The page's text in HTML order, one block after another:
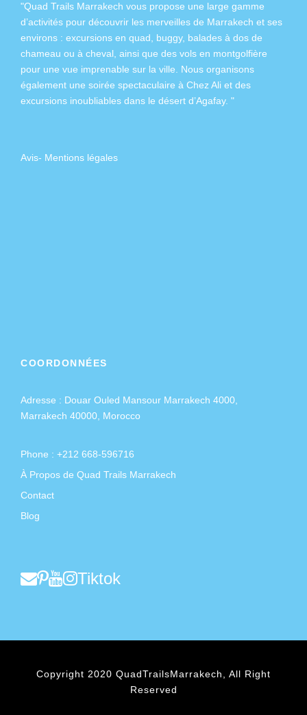
"Quad Trails Marrakech vous propose une large gamme
d’activités pour découvrir les merveilles de Marrakech et ses
environs : excursions en quad buggy, balades à dos de
chameau ou à cheval , ainsi que des vols en montgolfière
pour une vue imprenable sur la ville. Nous organisons
également une soirée spectaculaire à Chez Ali et des
excursions inoubliables dans le désert d’Agafay. "
Avis- Mentions légales
COORDONNÉES
Adresse : Douar Ouled Mansour Marrakech 4000,
Marrakech 40000, Morocco
Phone : +212 668-596716
À Propos de Quad Trails Marrakech
Contact
Blog
Tiktok
Copyright 2020 QuadTrailsMarrakech, All Right
Reserved